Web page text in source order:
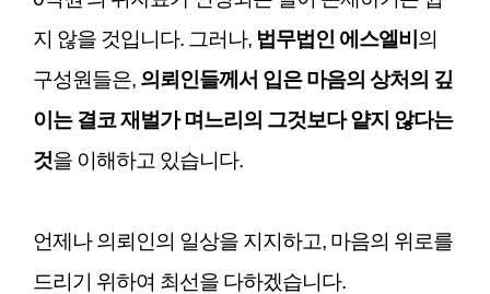
지 않을 것입니다. 그러나, 법무법인 에스엘비 의
구성원들은, 의뢰인들께서 입은 마음의 상처의 깊
이는 결코 재벌가 며느리의 그것보다 얕지 않다는
것을 이해하고 있습니다.
언제나 의뢰인의 일상을 지지하고, 마음의 위로를
드리기 위하여 최선을 다하겠습니다.